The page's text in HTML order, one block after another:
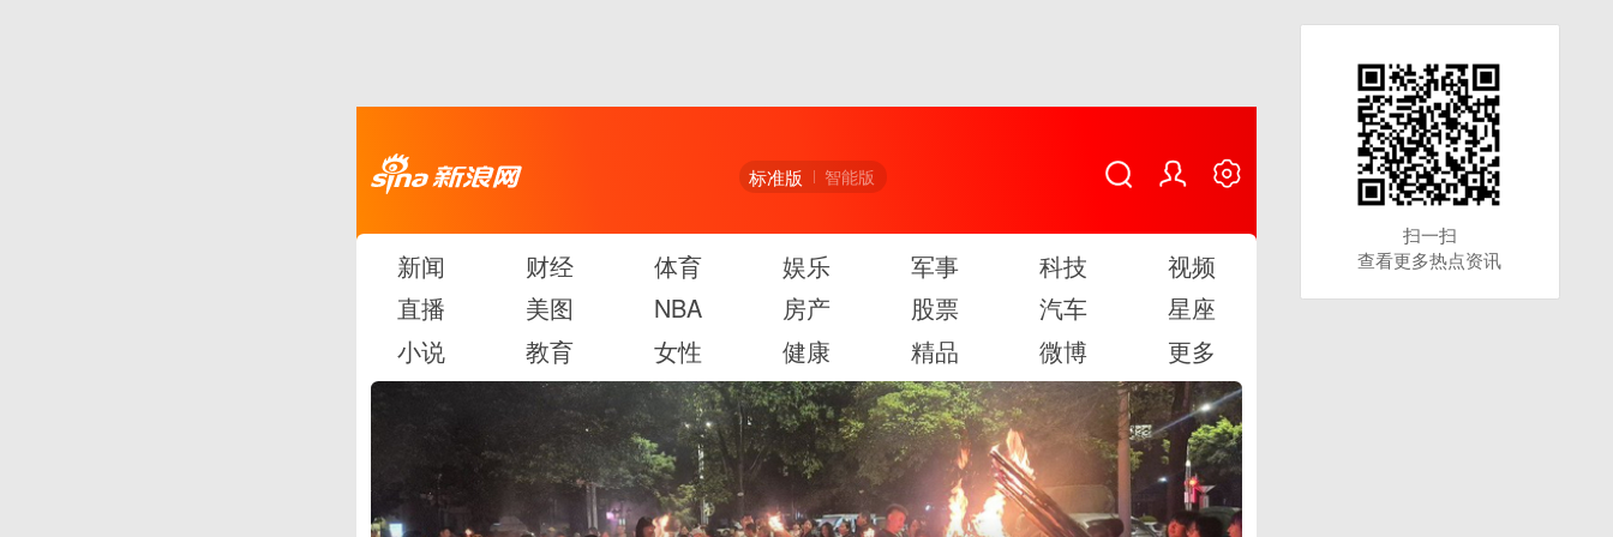
标准版 智能版
新闻 财经 体育 娱乐 军事 科技
视频
直播
美图 NBA 房产 股票 汽车
星座
小说
教育 女性 健康 精品 微博 更多
扫一扫
查看更多热点资讯
扫一扫
查看更多热点资讯